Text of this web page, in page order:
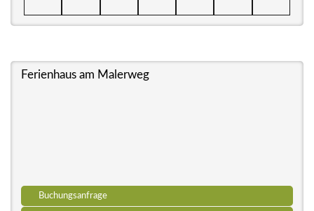
Ferienhaus am Malerweg
Buchungsanfrage